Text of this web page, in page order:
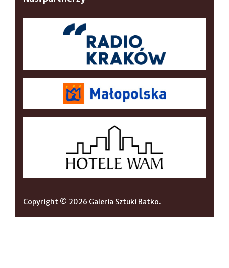
Copyright © 2026 Galeria Sztuki Batko.